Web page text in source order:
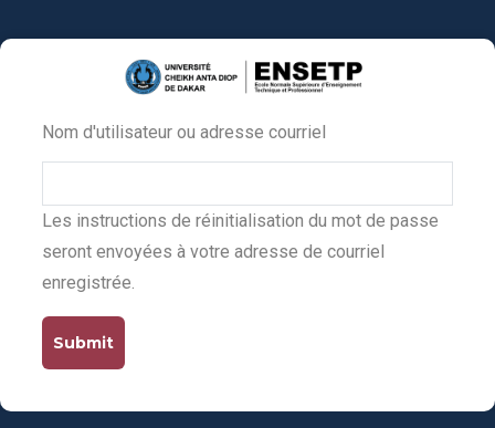
au
Primary
tabs
Nom d'utilisateur ou adresse courriel
Les instructions de réinitialisation du mot de passe
seront envoyées à votre adresse de courriel
enregistrée.